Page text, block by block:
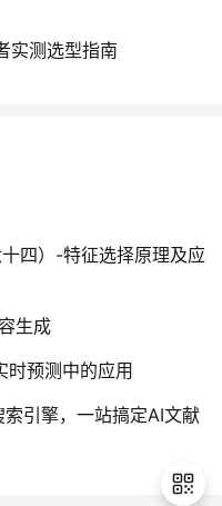
实测选型指南
四）-特征选择原理及应
生成
时预测中的应用
引擎，一站搞定AI文献